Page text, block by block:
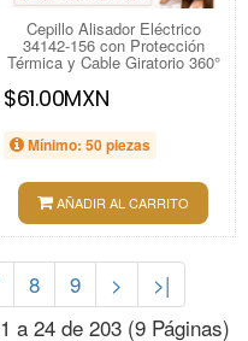
Cepillo Alisador Eléctrico
34142-156 con Protección
Térmica y Cable Giratorio 360°
$61.00MXN
Mínimo: 50 piezas
AÑADIR AL CARRITO
8 9 >
>|
a 24 de 203 (9 Páginas)